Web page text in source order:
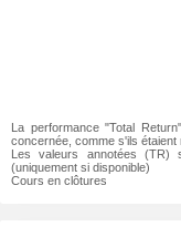
La performance "Total
concernée, comme s'ils étaient
Les valeurs annotées (TR)
(uniquement si disponible)
Cours en clôtures